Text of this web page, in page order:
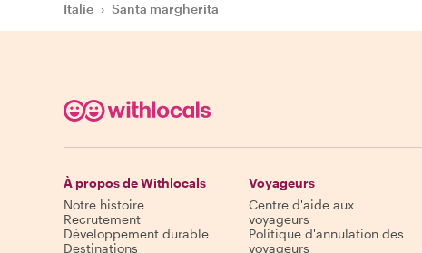
Italie › Santa margherita
À propos de Withlocals
Notre histoire
Recrutement
Développement durable
Destinations
Voyageurs
Centre d'aide aux
voyageurs
Politique d'annulation des
voyageurs